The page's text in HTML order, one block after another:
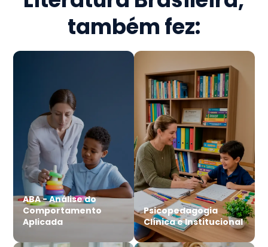
também fez:
ABA - Análise do
Comportamento
Aplicada
Psicopedagogia
Clínica e Institucional